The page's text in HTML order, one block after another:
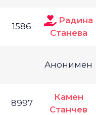
1586
Радина
Станева
Анонимен
8997
Камен
Станчев